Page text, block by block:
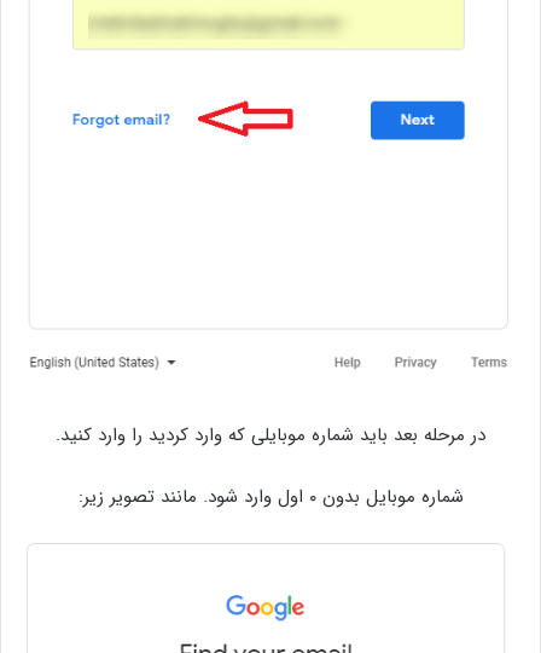
در مرحله بعد باید شماره موبایلی که وارد کردید را وارد کنید.
شماره موبایل بدون ۰ اول وارد شود. مانند تصویر زیر: